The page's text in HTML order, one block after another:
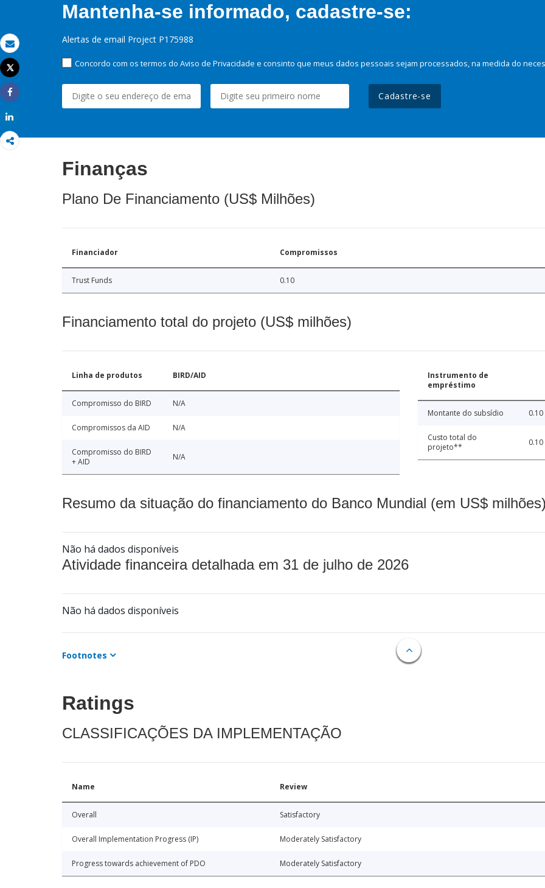
Email
Imprimir
Tweet
Share
Mantenha-se informado, cadastre-se:
Alertas de email Project P175988
Concordo com os termos do Aviso de Privacidade e consinto que meus dados pessoais sejam processados, na medida do
Cadastre-se
Finanças
Plano De Financiamento (US$ Milhões)
Financiador Compromissos
Trust Funds 0.10
Financiamento total do projeto (US$ milhões)
Linha de produtos BIRD/AID
Compromisso do BIRD N/A
Compromissos da AID N/A
Compromisso do BIRD
+ AID
N/A
Instrumento de
empréstimo
Montante do subsídio 0.10
Custo total do
projeto**
0.10
Resumo da situação do financiamento do Banco Mundial (em US$
Não há dados disponíveis
Atividade financeira detalhada em 31 de julho de 2026
Não há dados disponíveis
Footnotes
Ratings
CLASSIFICAÇÕES DA IMPLEMENTAÇÃO
Name Review
Overall Satisfactory
Overall Implementation Progress (IP) Moderately Satisfactory
Progress towards achievement of PDO Moderately Satisfactory